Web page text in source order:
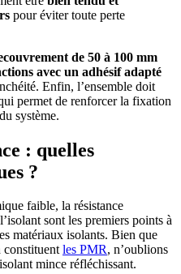
pour éviter toute perte
de 50 à 100 mm
avec un adhésif adapté
Enfin, l’ensemble doit
permet de renforcer la fixation
système.
: quelles
?
faible, la résistance
sont les premiers points à
matériaux isolants. Bien que
constituentles PMR, n’oublions
mince réfléchissant.